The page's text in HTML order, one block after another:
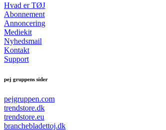
Hvad er TØJ
Abonnement
Annoncering
Mediekit
Nyhedsmail
Kontakt
Support
pej gruppens sider
pejgruppen.com
trendstore.dk
trendstore.eu
branchebladettoj.dk